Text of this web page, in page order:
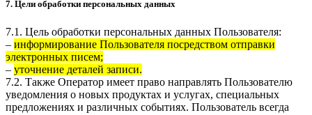
7. Цели обработки персональных данных
7.1. Цель обработки персональных данных Пользователя:
– информирование Пользователя посредством отправки
электронных писем;
– уточнение деталей записи.
7.2. Также Оператор имеет право направлять Пользователю
уведомления о новых продуктах и услугах, специальных
предложениях и различных событиях. Пользователь всегда